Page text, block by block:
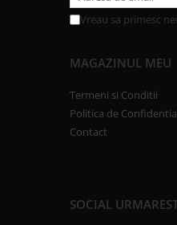
Vreau sa primesc
MAGAZINUL MEU
Termeni si Conditii
Politica de
Contact
SOCIAL